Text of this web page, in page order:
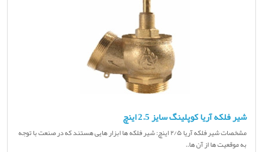
شیر فلکه آریا کوپلینگ سایز 2.5 اینچ
مشخصات شیر فلکه آریا ۲/۵ اینچ: شیر فلکه ها ابزار هایی هستند که در صنعت با توجه
به موقعیت ها از آن ها..